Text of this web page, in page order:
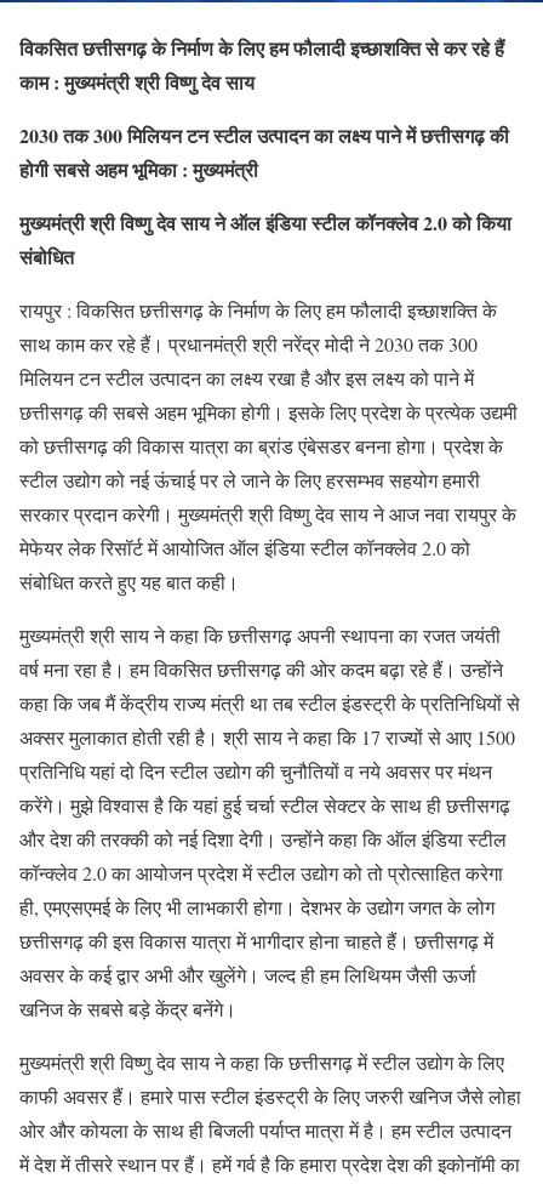
विकसित छत्तीसगढ़ के निर्माण के लिए हम फौलादी इच्छाशक्ति से कर रहे हैं
काम : मुख्यमंत्री श्री विष्णु देव साय
2030 तक 300 मिलियन टन स्टील उत्पादन का लक्ष्य पाने में छत्तीसगढ़ की
होगी सबसे अहम भूमिका : मुख्यमंत्री
मुख्यमंत्री श्री विष्णु देव साय ने ऑल इंडिया स्टील कॉनक्लेव 2.0 को किया
संबोधित
रायपुर : विकसित छत्तीसगढ़ के निर्माण के लिए हम फौलादी इच्छाशक्ति के
साथ काम कर रहे हैं। प्रधानमंत्री श्री नरेंद्र मोदी ने 2030 तक 300
मिलियन टन स्टील उत्पादन का लक्ष्य रखा है और इस लक्ष्य को पाने में
छत्तीसगढ़ की सबसे अहम भूमिका होगी। इसके लिए प्रदेश के प्रत्येक उद्यमी
को छत्तीसगढ़ की विकास यात्रा का ब्रांड एंबेसडर बनना होगा। प्रदेश के
स्टील उद्योग को नई ऊंचाई पर ले जाने के लिए हरसम्भव सहयोग हमारी
सरकार प्रदान करेगी। मुख्यमंत्री श्री विष्णु देव साय ने आज नवा रायपुर के
मेफेयर लेक रिसॉर्ट में आयोजित ऑल इंडिया स्टील कॉनक्लेव 2.0 को
संबोधित करते हुए यह बात कही।
मुख्यमंत्री श्री साय ने कहा कि छत्तीसगढ़ अपनी स्थापना का रजत जयंती
वर्ष मना रहा है। हम विकसित छत्तीसगढ़ की ओर कदम बढ़ा रहे हैं। उन्होंने
कहा कि जब मैं केंद्रीय राज्य मंत्री था तब स्टील इंडस्ट्री के प्रतिनिधियों से
अक्सर मुलाकात होती रही है। श्री साय ने कहा कि 17 राज्यों से आए 1500
प्रतिनिधि यहां दो दिन स्टील उद्योग की चुनौतियों व नये अवसर पर मंथन
करेंगे। मुझे विश्वास है कि यहां हुई चर्चा स्टील सेक्टर के साथ ही छत्तीसगढ़
और देश की तरक्की को नई दिशा देगी। उन्होंने कहा कि ऑल इंडिया स्टील
कॉन्क्लेव 2.0 का आयोजन प्रदेश में स्टील उद्योग को तो प्रोत्साहित करेगा
ही, एमएसएमई के लिए भी लाभकारी होगा। देशभर के उद्योग जगत के लोग
छत्तीसगढ़ की इस विकास यात्रा में भागीदार होना चाहते हैं। छत्तीसगढ़ में
अवसर के कई द्वार अभी और खुलेंगे। जल्द ही हम लिथियम जैसी ऊर्जा
खनिज के सबसे बड़े केंद्र बनेंगे।
मुख्यमंत्री श्री विष्णु देव साय ने कहा कि छत्तीसगढ़ में स्टील उद्योग के लिए
काफी अवसर हैं। हमारे पास स्टील इंडस्ट्री के लिए जरुरी खनिज जैसे लोहा
ओर और कोयला के साथ ही बिजली पर्याप्त मात्रा में है। हम स्टील उत्पादन
में देश में तीसरे स्थान पर हैं। हमें गर्व है कि हमारा प्रदेश देश की इकोनॉमी का